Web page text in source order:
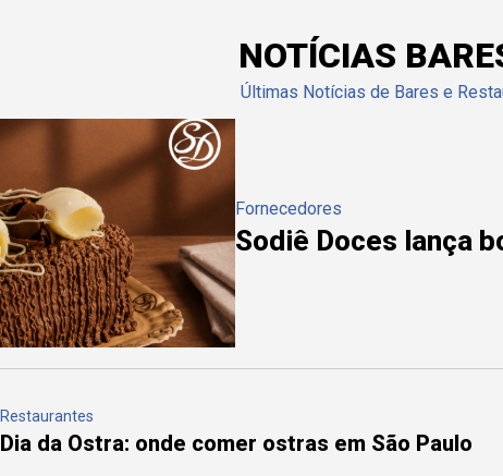
NOTÍCIAS
Últimas Notícias de Bares e
Fornecedores
Sodiê Doces lança
Restaurantes
Dia da Ostra: onde comer ostras em São Paulo